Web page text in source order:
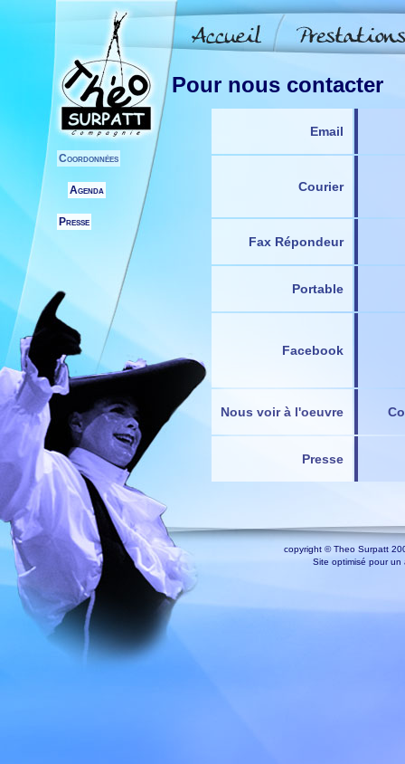
Coordonnées
Agenda
Presse
Pour nous contacter
Email
Courier
Fax Répondeur
Portable
Facebook
Nous voir à l'oeuvre
Presse
copyright © Theo Surpatt
Site optimisé pour